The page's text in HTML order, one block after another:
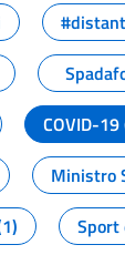
COVID-19
Ministro
Sport